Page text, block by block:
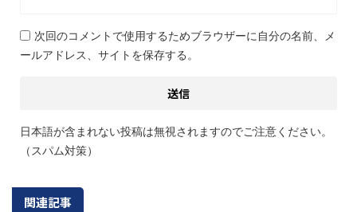
次回のコメントで使用するためブラウザーに自分の名前、メ
ールアドレス、サイトを保存する。
日本語が含まれない投稿は無視されますのでご注意ください。
（スパム対策）
関連記事